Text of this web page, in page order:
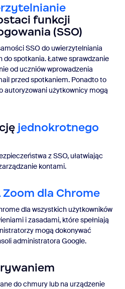
funkcji
(SSO)
SSO do uwierzytelniania
do spotkania. Łatwe sprawdzanie
od uczniów wprowadzenia
przed spotkaniem. Ponadto to
autoryzowani użytkownicy mogą
jednokrotnego
z SSO, ułatwiając
kontami.
Zoom dla Chrome
dla wszystkich użytkowników
i zasadami, które spełniają
mogą dokonywać
administratora Google.
do chmury lub na urządzenie